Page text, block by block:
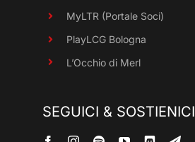
MyLTR (Portale Soci)
PlayLCG Bologna
L’Occhio di Merl
SEGUICI & SOSTIENICI